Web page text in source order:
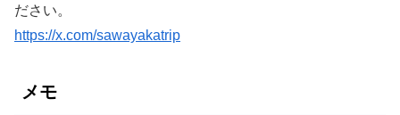
ださい。
https://x.com/sawayakatrip
メモ